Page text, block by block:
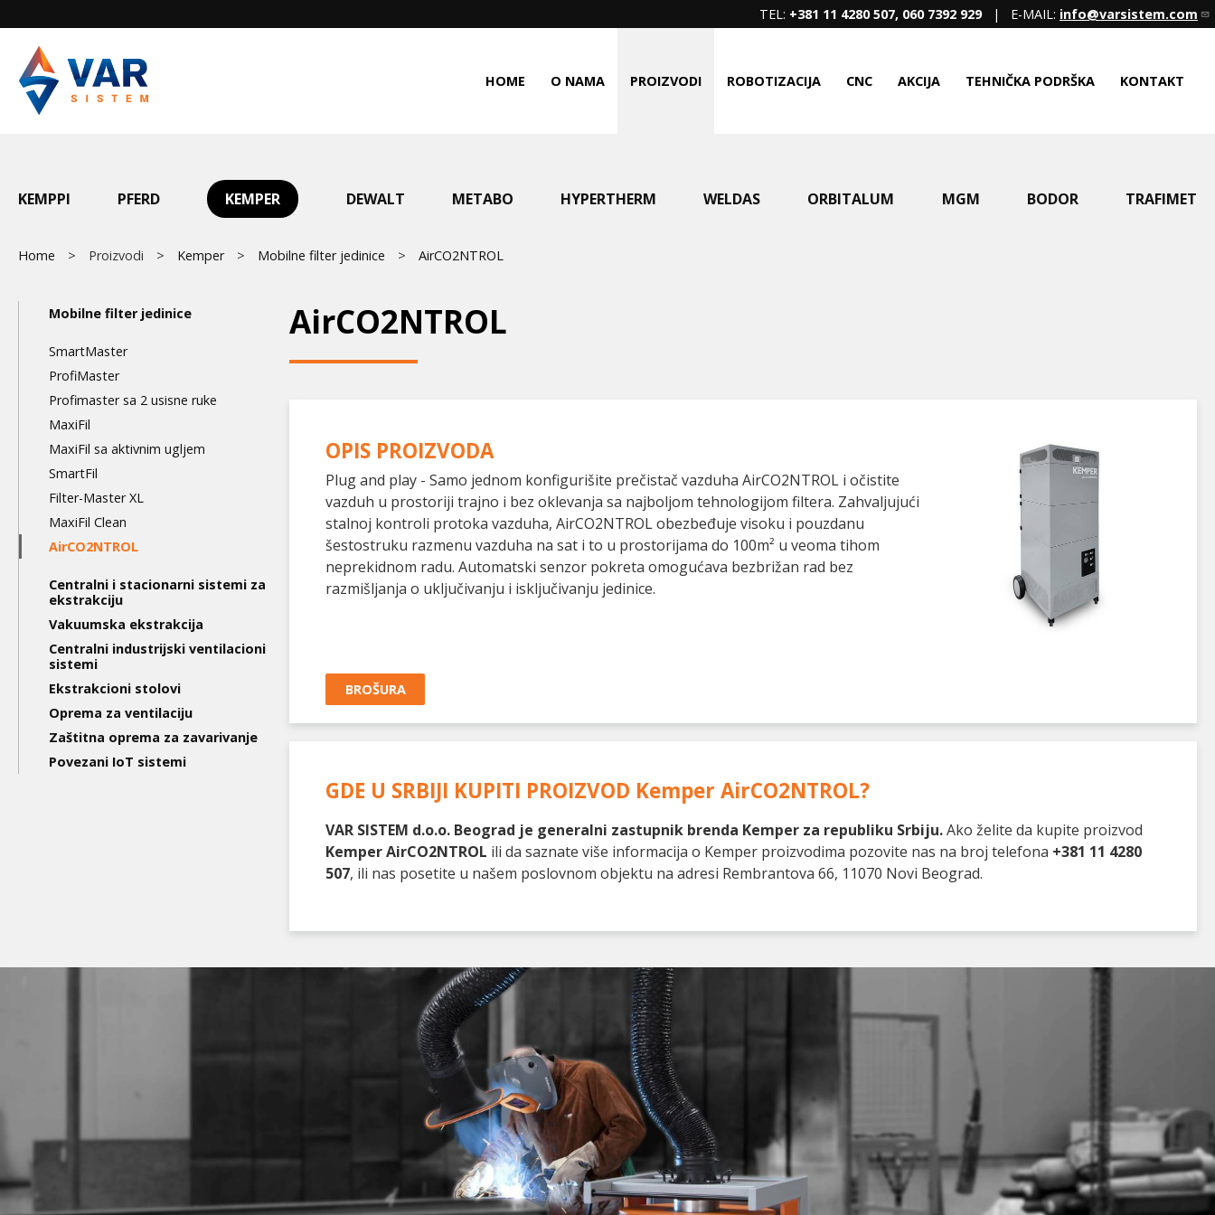
to
main
content
TEL: +381 11 4280 507, 060 7392 929| E-MAIL: info@varsistem.com
HOME O NAMA PROIZVODI ROBOTIZACIJA CNC AKCIJA TEHNIČKA PODRŠKA KONTAKT
Main
KEMPPI PFERD KEMPER DEWALT METABO HYPERTHERM WELDAS ORBITALUM MGM BODOR TRAFIMET
Breadcrumb
Home Proizvodi Kemper Mobilne filter jedinice AirCO2NTROL
AirCO2NTROL
OPIS PROIZVODA
Plug and play - Samo jednom konfigurišite prečistač vazduha AirCO2NTROL i očistite
vazduh u prostoriji trajno i bez oklevanja sa najboljom tehnologijom filtera. Zahvaljujući
stalnoj kontroli protoka vazduha, AirCO2NTROL obezbeđuje visoku i pouzdanu
šestostruku razmenu vazduha na sat i to u prostorijama do 100m² u veoma tihom
neprekidnom radu. Automatski senzor pokreta omogućava bezbrižan rad bez
razmišljanja o uključivanju i isključivanju jedinice.
BROŠURA
GDE U SRBIJI KUPITI PROIZVOD Kemper AirCO2NTROL?
VAR SISTEM d.o.o. Beograd je generalni zastupnik brenda Kemper za republiku Srbiju.Ako želite da kupite proizvod
Kemper AirCO2NTROL ili da saznate više informacija o Kemper proizvodima pozovite nas na broj telefona +381 11 4280
507, ili nas posetite u našem poslovnom objektu na adresi Rembrantova 66, 11070 Novi Beograd.
Main
navigation
3nd
level
Mobilne filter jedinice
SmartMaster
ProfiMaster
Profimaster sa 2 usisne ruke
MaxiFil
MaxiFil sa aktivnim ugljem
SmartFil
Filter-Master XL
MaxiFil Clean
AirCO2NTROL
Centralni i stacionarni sistemi za
ekstrakciju
Vakuumska ekstrakcija
Centralni industrijski ventilacioni
sistemi
Ekstrakcioni stolovi
Oprema za ventilaciju
Zaštitna oprema za zavarivanje
Povezani IoT sistemi